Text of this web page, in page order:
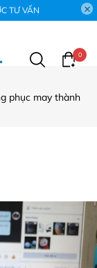
TƯ VẤN
0
phục may thành